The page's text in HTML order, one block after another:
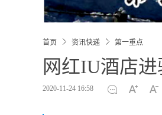
首页 资讯快递 第一重点
网红IU酒店
2020-11-24 16:58